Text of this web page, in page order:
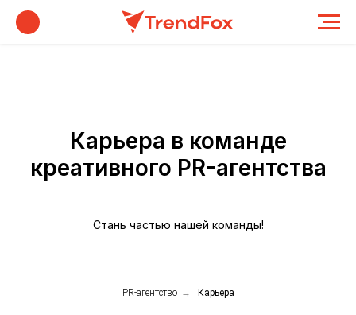
Карьера в команде
креативного PR-агентства
Стань частью нашей команды!
PR-агентство → Карьера